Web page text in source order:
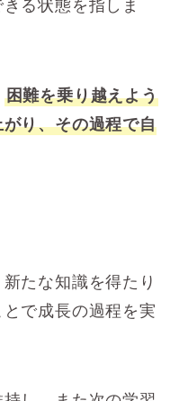
る状態を指しま
困難を乗り越えよう
り、その過程で自
たな知識を得たり
で成長の過程を実